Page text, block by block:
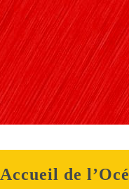
Accueil de